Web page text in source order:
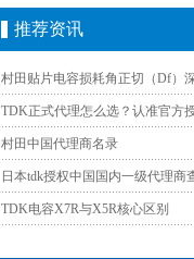
推荐资讯
村田中国代理商名录
日本tdk授权中国国内一级代理商
TDK电容X7R与X5R核心区别